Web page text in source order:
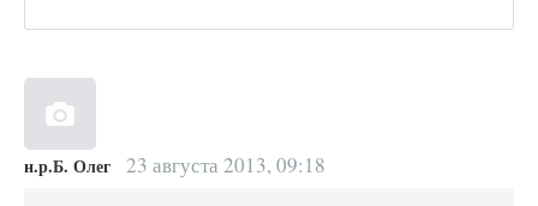
н.р.Б. Олег 23 августа 2013, 09:18